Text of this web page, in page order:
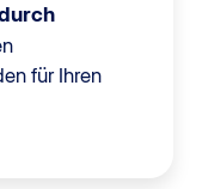
für Ihren